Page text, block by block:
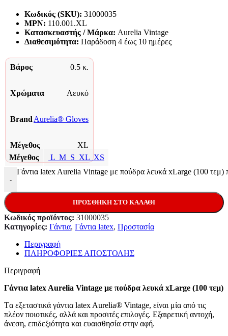
Κωδικός (SKU): 31000035
MPN: 110.001.XL
Κατασκευαστής / Μάρκα: Aurelia Vintage
Διαθεσιμότητα: Παράδoση 4 έως 10 ημέρες
Βάρος 0.5 κ.
Χρώματα Λευκό
Brand Aurelia® Gloves
Μέγεθος
XL
Μέγεθος
L M S XL XS
-
Γάντια latex Aurelia Vintage με πούδρα λευκά xLarge (100 τεμ)
ΠΡΟΣΘΉΚΗ ΣΤΟ ΚΑΛΆΘΙ
Κωδικός προϊόντος: 31000035
Κατηγορίες: Γάντια, Γάντια latex, Προστασία
Περιγραφή
ΠΛΗΡΟΦΟΡΙΕΣ ΑΠΟΣΤΟΛΗΣ
Περιγραφή
Γάντια latex Aurelia Vintage με πούδρα λευκά xLarge (100 τεμ)
Tα εξεταστικά γάντια latex Aurelia® Vintage, είναι μία από τις
πλέον ποιοτικές, αλλά και προσιτές επιλογές. Εξαιρετική αντοχή,
άνεση, επιδεξιότητα και ευαισθησία στην αφή.